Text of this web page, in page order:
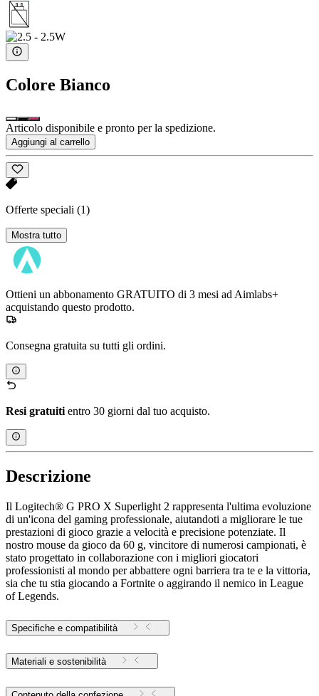
Colore Bianco
Articolo disponibile e pronto per la spedizione.
Aggiungi al carrello
Offerte speciali (1)
Mostra tutto
Ottieni un abbonamento GRATUITO di 3 mesi ad Aimlabs+
acquistando questo prodotto.
Consegna gratuita su tutti gli ordini.
Resi gratuitientro 30 giorni dal tuo acquisto.
Descrizione
Il Logitech® G PRO X Superlight 2 rappresenta l'ultima evoluzione
di un'icona del gaming professionale, aiutandoti a migliorare le tue
prestazioni di gioco grazie a velocità e precisione potenziate. Il
nostro mouse da gioco da 60 g, vincitore di numerosi campionati, è
stato progettato in collaborazione con i migliori giocatori
professionisti al mondo per abbattere ogni barriera tra te e la vittoria,
sia che tu stia giocando a Fortnite o aggirando il nemico in League
of Legends.
Specifiche e compatibilità
Materiali e sostenibilità